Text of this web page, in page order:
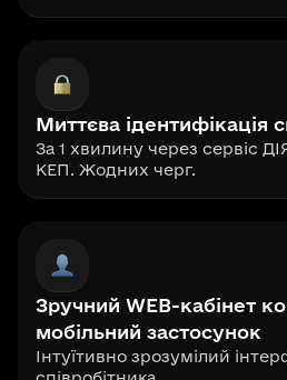
Миттєва ідентифікація
За 1 хвилину через сервіс
КЕП. Жодних черг.
Зручний WEB-кабінет
мобільний застосунок
Інтуїтивно зрозумілий